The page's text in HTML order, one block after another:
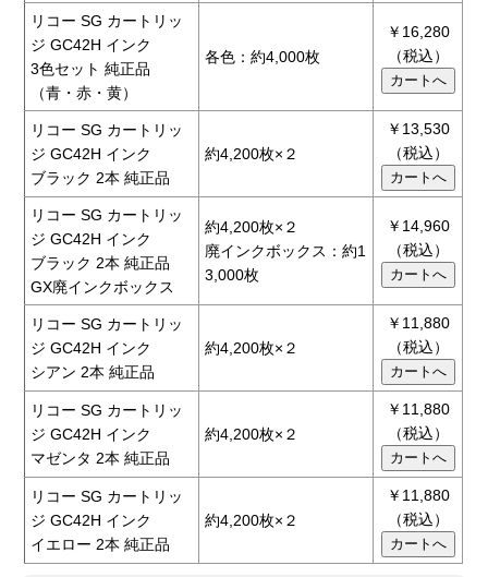
リコー SG カートリッ
ジ GC42H インク
3色セット 純正品
（青・赤・黄）
各色：約4,000枚
￥16,280
（税込）
リコー SG カートリッ
ジ GC42H インク
ブラック 2本 純正品
約4,200枚×２
￥13,530
（税込）
リコー SG カートリッ
ジ GC42H インク
ブラック 2本 純正品
GX廃インクボックス
約4,200枚×２
廃インクボックス：約1
3,000枚
￥14,960
（税込）
リコー SG カートリッ
ジ GC42H インク
シアン 2本 純正品
約4,200枚×２
￥11,880
（税込）
リコー SG カートリッ
ジ GC42H インク
マゼンタ 2本 純正品
約4,200枚×２
￥11,880
（税込）
リコー SG カートリッ
ジ GC42H インク
イエロー 2本 純正品
約4,200枚×２
￥11,880
（税込）